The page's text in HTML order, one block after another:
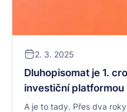
2. 3. 2025
Dluhopisomat je 1.
investiční platformou
A je to tady. Přes dva